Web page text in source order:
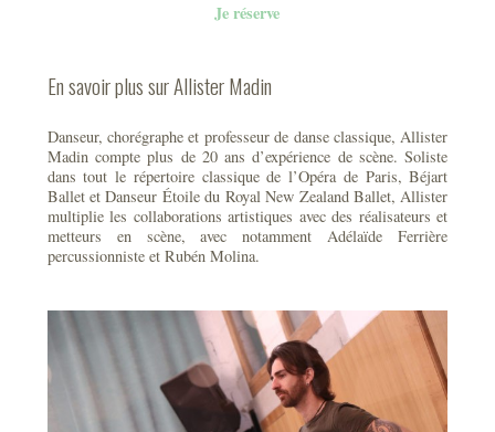
Je réserve
En savoir plus sur Allister Madin
Danseur, chorégraphe et professeur de danse classique, Allister
Madin compte plus de 20 ans d’expérience de scène. Soliste
dans tout le répertoire classique de l’Opéra de Paris, Béjart
Ballet et Danseur Étoile du Royal New Zealand Ballet, Allister
multiplie les collaborations artistiques avec des réalisateurs et
metteurs en scène, avec notamment Adélaïde Ferrière
percussionniste et Rubén Molina.